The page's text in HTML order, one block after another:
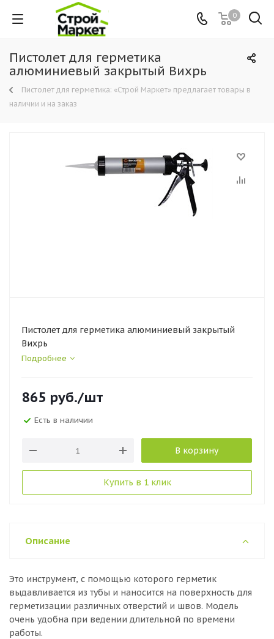
0
Пистолет для герметика
алюминиевый закрытый Вихрь
Пистолет для герметика: «Строй Маркет» предлагает товары в
наличии и на заказ
Пистолет для герметика алюминиевый закрытый
Вихрь
Подробнее
865 руб./шт
Есть в наличии
В корзину
Купить в 1 клик
Описание
Это инструмент, с помощью которого герметик
выдавливается из тубы и наносится на поверхность для
герметизации различных отверстий и швов. Модель
очень удобна при ведении длительной по времени
работы.